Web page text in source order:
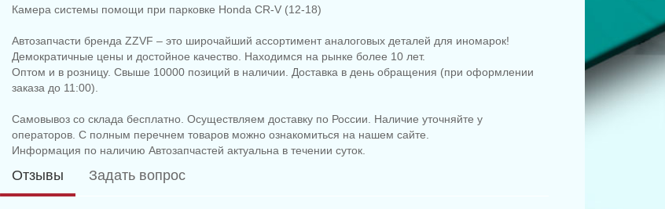
Камера системы помощи при парковке Honda CR-V (12-18)
Автозапчасти бренда ZZVF – это широчайший ассортимент аналоговых деталей для иномарок!
Демократичные цены и достойное качество. Находимся на рынке более 10 лет.
Оптом и в розницу. Свыше 10000 позиций в наличии. Доставка в день обращения (при оформлении
заказа до 11:00).
Самовывоз со склада бесплатно. Осуществляем доставку по России. Наличие уточняйте у
операторов. С полным перечнем товаров можно ознакомиться на нашем сайте.
Информация по наличию Автозапчастей актуальна в течении суток.
Отзывы Задать вопрос